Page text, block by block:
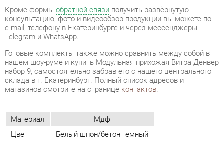
Готовые комплекты также можно сравнить между собой в
нашем шоу-руме и купить Модульная прихожая Витра Денвер
набор 9, самостоятельно забрав его с нашего центрального
склада в г. Екатеринбург. Полный список адресов и
магазинов смотрите на странице
Материал
Мдф
Цвет
Белый шпон/бетон темный
ОТЗЫВЫ
Пока нет отзывов, поделитесь первым своим мнением.